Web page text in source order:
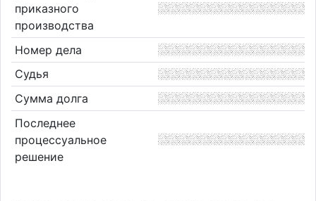
приказного
производства
Номер дела
Судья
Сумма долга
Последнее
процессуальное
решение